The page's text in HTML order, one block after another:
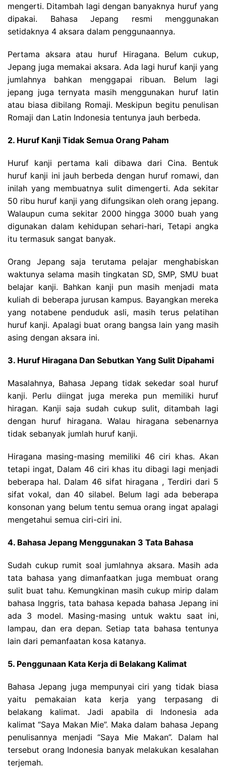
mengerti. Ditambah lagi dengan banyaknya huruf yang
dipakai. Bahasa Jepang resmi menggunakan
setidaknya 4 aksara dalam penggunaannya.
Pertama aksara atau huruf Hiragana. Belum cukup,
Jepang juga memakai aksara. Ada lagi huruf kanji yang
jumlahnya bahkan menggapai ribuan. Belum lagi
jepang juga ternyata masih menggunakan huruf latin
atau biasa dibilang Romaji. Meskipun begitu penulisan
Romaji dan Latin Indonesia tentunya jauh berbeda.
2. Huruf Kanji Tidak Semua Orang Paham
Huruf kanji pertama kali dibawa dari Cina. Bentuk
huruf kanji ini jauh berbeda dengan huruf romawi, dan
inilah yang membuatnya sulit dimengerti. Ada sekitar
50 ribu huruf kanji yang difungsikan oleh orang jepang.
Walaupun cuma sekitar 2000 hingga 3000 buah yang
digunakan dalam kehidupan sehari-hari, Tetapi angka
itu termasuk sangat banyak.
Orang Jepang saja terutama pelajar menghabiskan
waktunya selama masih tingkatan SD, SMP, SMU buat
belajar kanji. Bahkan kanji pun masih menjadi mata
kuliah di beberapa jurusan kampus. Bayangkan mereka
yang notabene penduduk asli, masih terus pelatihan
huruf kanji. Apalagi buat orang bangsa lain yang masih
asing dengan aksara ini.
3. Huruf Hiragana Dan Sebutkan Yang Sulit Dipahami
Masalahnya, Bahasa Jepang tidak sekedar soal huruf
kanji. Perlu diingat juga mereka pun memiliki huruf
hiragan. Kanji saja sudah cukup sulit, ditambah lagi
dengan huruf hiragana. Walau hiragana sebenarnya
tidak sebanyak jumlah huruf kanji.
Hiragana masing-masing memiliki 46 ciri khas. Akan
tetapi ingat, Dalam 46 ciri khas itu dibagi lagi menjadi
beberapa hal. Dalam 46 sifat hiragana , Terdiri dari 5
sifat vokal, dan 40 silabel. Belum lagi ada beberapa
konsonan yang belum tentu semua orang ingat apalagi
mengetahui semua ciri-ciri ini.
4. Bahasa Jepang Menggunakan 3 Tata Bahasa
Sudah cukup rumit soal jumlahnya aksara. Masih ada
tata bahasa yang dimanfaatkan juga membuat orang
sulit buat tahu. Kemungkinan masih cukup mirip dalam
bahasa Inggris, tata bahasa kepada bahasa Jepang ini
ada 3 model. Masing-masing untuk waktu saat ini,
lampau, dan era depan. Setiap tata bahasa tentunya
lain dari pemanfaatan kosa katanya.
5. Penggunaan Kata Kerja di Belakang Kalimat
Bahasa Jepang juga mempunyai ciri yang tidak biasa
yaitu pemakaian kata kerja yang terpasang di
belakang kalimat. Jadi apabila di Indonesia ada
kalimat “Saya Makan Mie”. Maka dalam bahasa Jepang
penulisannya menjadi “Saya Mie Makan”. Dalam hal
tersebut orang Indonesia banyak melakukan kesalahan
terjemah.